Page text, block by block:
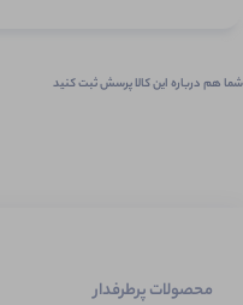
شما هم درباره این کالا پرسش ثبت کنید
محصولات پرطرفدار